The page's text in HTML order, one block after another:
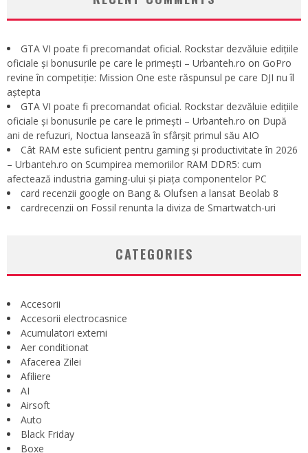
GTA VI poate fi precomandat oficial. Rockstar dezvăluie edițiile
oficiale și bonusurile pe care le primești – Urbanteh.ro on GoPro
revine în competiție: Mission One este răspunsul pe care DJI nu îl
aștepta
GTA VI poate fi precomandat oficial. Rockstar dezvăluie edițiile
oficiale și bonusurile pe care le primești – Urbanteh.ro on După
ani de refuzuri, Noctua lansează în sfârșit primul său AIO
Cât RAM este suficient pentru gaming și productivitate în 2026
– Urbanteh.ro on Scumpirea memoriilor RAM DDR5: cum
afectează industria gaming-ului și piața componentelor PC
card recenzii google on Bang & Olufsen a lansat Beolab 8
cardrecenzii on Fossil renunta la diviza de Smartwatch-uri
CATEGORIES
Accesorii
Accesorii electrocasnice
Acumulatori externi
Aer conditionat
Afacerea Zilei
Afiliere
AI
Airsoft
Auto
Black Friday
Boxe